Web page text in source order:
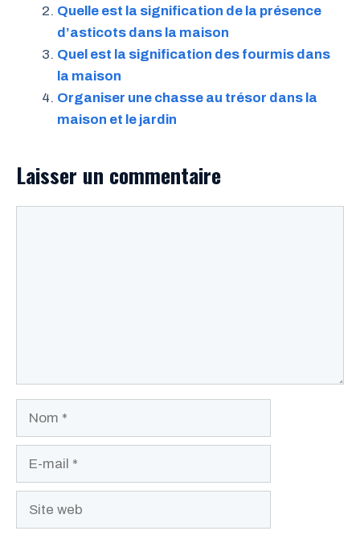
Quelle est la signification de la présence
d’asticots dans la maison
Quel est la signification des fourmis dans
la maison
Organiser une chasse au trésor dans la
maison et le jardin
Laisser un commentaire
Site